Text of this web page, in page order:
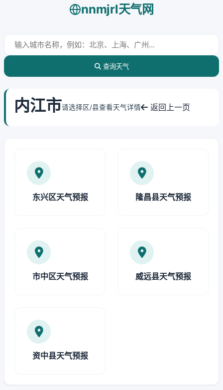
nnmjrl天气网
查询天气
内江市请选择区/县查看天气详情 返回上一页
东兴区天气预报 隆昌县天气预报
市中区天气预报 威远县天气预报
资中县天气预报